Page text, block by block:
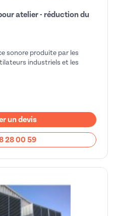
atelier - réduction du
sonore produite par les
industriels et les
un devis
28 00 59